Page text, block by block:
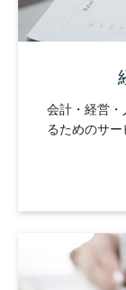
会計・経営
るためのサー